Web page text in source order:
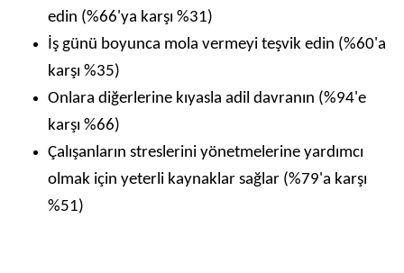
edin (%66'ya karşı %31)
İş günü boyunca mola vermeyi teşvik edin (%60'a
karşı %35)
Onlara diğerlerine kıyasla adil davranın (%94'e
karşı %66)
Çalışanların streslerini yönetmelerine yardımcı
olmak için yeterli kaynaklar sağlar (%79'a karşı
%51)